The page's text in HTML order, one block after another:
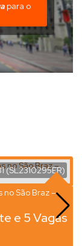
para o
e 5 Vagas
(SL2310295ER)